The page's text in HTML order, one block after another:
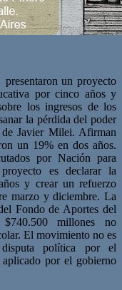
un proyecto
por cinco años y
los ingresos de los
la pérdida del poder
de Javier Milei. Afirman
un 19% en dos años.
por Nación para
es declarar la
y crear un refuerzo
marzo y diciembre. La
Fondo de Aportes del
millones no
El movimiento no es
política por el
por el gobierno